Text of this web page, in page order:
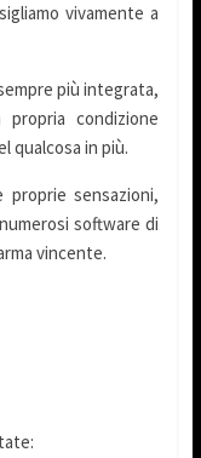
vivamente a
più integrata,
condizione
qualcosa in più.
sensazioni,
software di
vincente.